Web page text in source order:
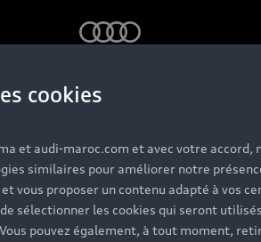
cookies
et audi-maroc.com et avec votre accord,
similaires pour améliorer notre
vous proposer un contenu adapté à vos
sélectionner les cookies qui seront
pouvez également, à tout moment,